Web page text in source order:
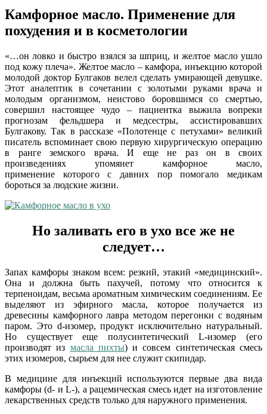
Камфорное масло. Применение для
похудения и в косметологии
«…он ловко и быстро взялся за шприц, и желтое масло ушло
под кожу плеча». Желтое масло – камфора, инъекцию которой
молодой доктор Булгаков велел сделать умирающей девушке.
Этот аналептик в сочетании с золотыми руками врача и
молодым организмом, неистово боровшимся со смертью,
совершил настоящее чудо – пациентка выжила вопреки
прогнозам фельдшера и медсестры, ассистировавших
Булгакову. Так в рассказе «Полотенце с петухами» великий
писатель вспоминает свою первую хирургическую операцию
в ранге земского врача. И еще не раз он в своих
произведениях упомянет камфорное
масло,
применение которого с давних пор помогало медикам
бороться за людские жизни.
Но заливать его в ухо все же не
следует…
Запах камфоры знаком всем: резкий, этакий «медицинский».
Она и должна быть пахучей, потому что относится к
терпеноидам, весьма ароматным химическим соединениям. Ее
выделяют из эфирного масла, которое получается из
древесины камфорного лавра методом перегонки с водяным
паром. Это d-изомер, продукт исключительно натуральный.
Но существует еще полусинтетический L-изомер (его
производят из масла пихты) и совсем синтетическая смесь
этих изомеров, сырьем для нее служит скипидар.
В медицине для инъекций используются первые два вида
камфоры (d- и L-), а рацемическая смесь идет на изготовление
лекарственных средств только для наружного применения.